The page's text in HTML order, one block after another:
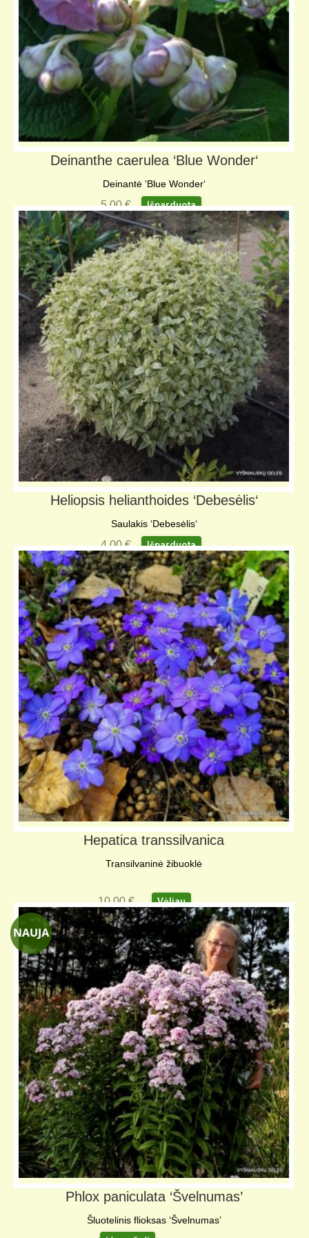
Deinanthe caerulea ‘Blue Wonder‘
Deinantė ‘Blue Wonder‘
5,00€ Išparduota
Heliopsis helianthoides ‘Debesėlis‘
Saulakis ‘Debesėlis‘
4,00€ Išparduota
Hepatica transsilvanica
Transilvaninė žibuoklė
10,00€ Vėliau
Phlox paniculata ‘Švelnumas’
Šluotelinis flioksas ‘Švelnumas’